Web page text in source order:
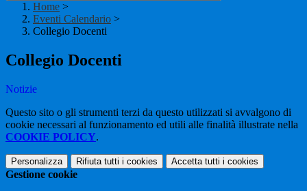
Home >
Eventi Calendario >
Collegio Docenti
Collegio Docenti
Notizie
Questo sito o gli strumenti terzi da questo utilizzati si avvalgono di
cookie necessari al funzionamento ed utili alle finalità illustrate nella
COOKIE POLICY.
Personalizza Rifiuta tutti i cookies Accetta tutti i cookies
Gestione cookie